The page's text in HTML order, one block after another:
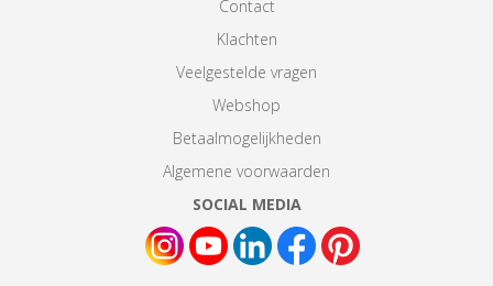
Contact
Klachten
Veelgestelde vragen
Webshop
Betaalmogelijkheden
Algemene voorwaarden
SOCIAL MEDIA